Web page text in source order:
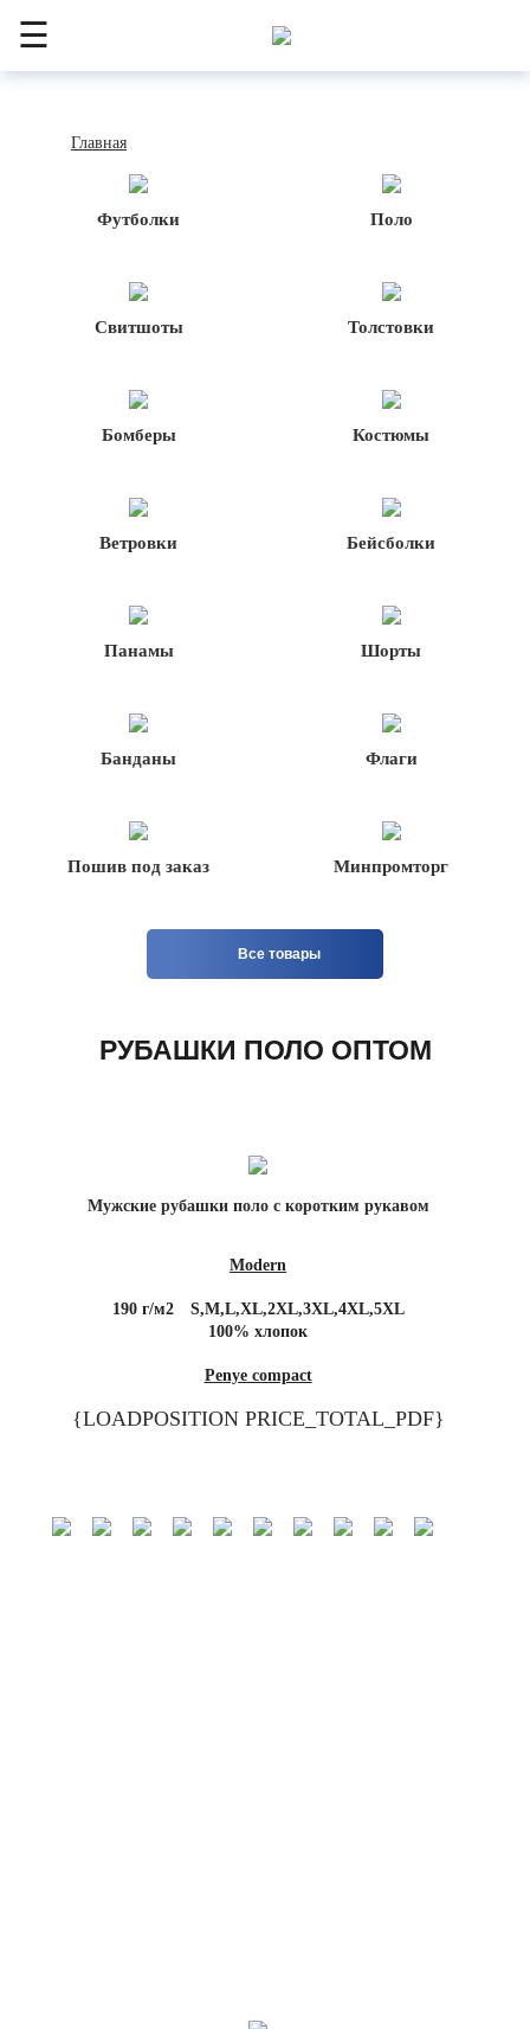
☰
Главная
Футболки Поло
Свитшоты Толстовки
Бомберы Костюмы
Ветровки Бейсболки
Панамы Шорты
Банданы Флаги
Пошив под заказ Минпромторг
Все товары
РУБАШКИ ПОЛО ОПТОМ
Мужские рубашки поло с коротким рукавом
Modern
190 г/м2
S,M,L,XL,2XL,3XL,4XL,5XL
100% хлопок
Penye compact
{LOADPOSITION PRICE_TOTAL_PDF}